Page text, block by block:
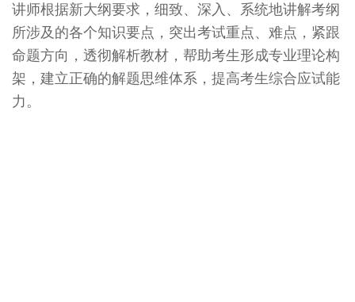
讲师根据新大纲要求，细致、深入、系统地讲解考纲
所涉及的各个知识要点，突出考试重点、难点，紧跟
命题方向，透彻解析教材，帮助考生形成专业理论构
架，建立正确的解题思维体系，提高考生综合应试能
力。